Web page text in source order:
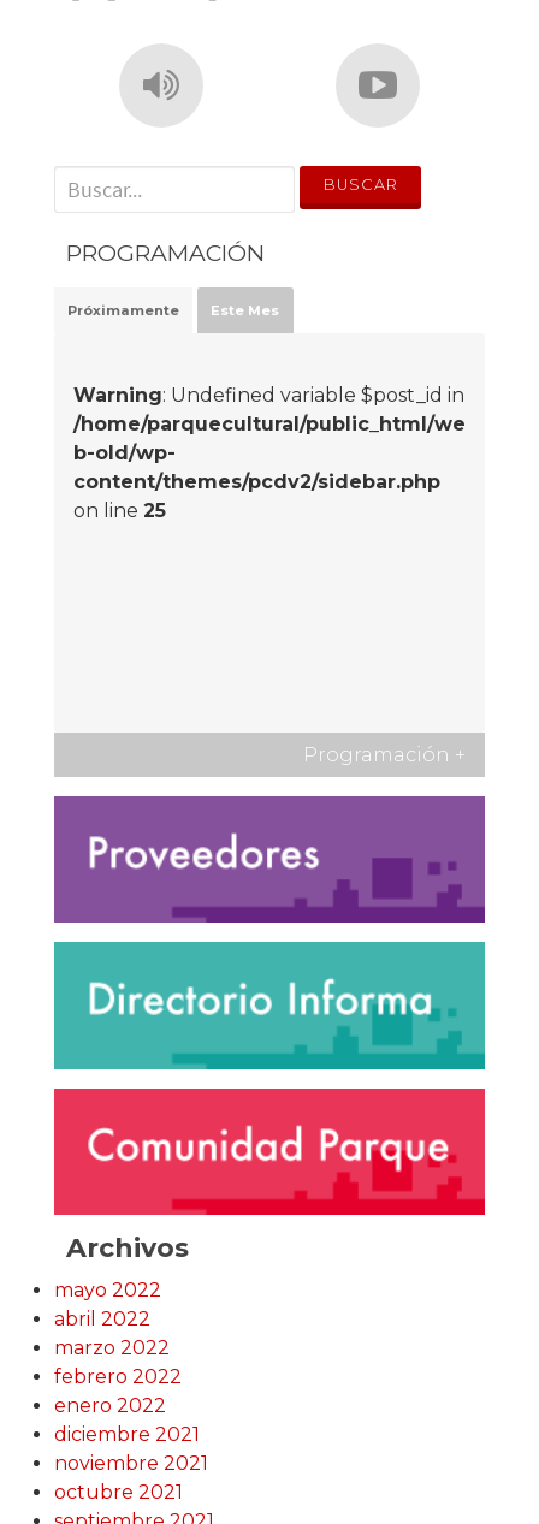
' . __('Search for:') . '
PROGRAMACIÓN
Próximamente Este Mes
Warning: Undefined variable $post_id in
/home/parquecultural/public_html/we
b-old/wp-
content/themes/pcdv2/sidebar.php
on line 25
Programación +
Archivos
mayo 2022
abril 2022
marzo 2022
febrero 2022
enero 2022
diciembre 2021
noviembre 2021
octubre 2021